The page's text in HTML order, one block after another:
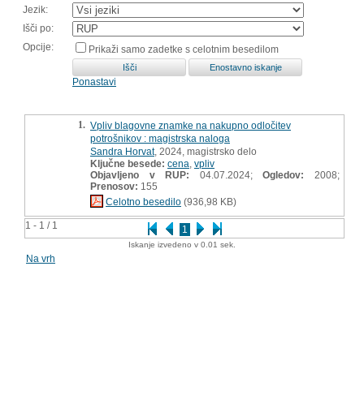
Jezik:
Išči po:
Opcije:
Prikaži samo zadetke s celotnim besedilom
Ponastavi
1 - 1 / 1 1
1. Vpliv blagovne znamke na nakupno odločitev
potrošnikov : magistrska naloga
Sandra Horvat, 2024, magistrsko delo
Ključne besede: cena vpliv
Objavljeno v RUP: 04.07.2024;Ogledov:
2008;
Prenosov: 155
Celotno besedilo (936,98 KB)
Iskanje izvedeno v 0.01 sek.
Na vrh